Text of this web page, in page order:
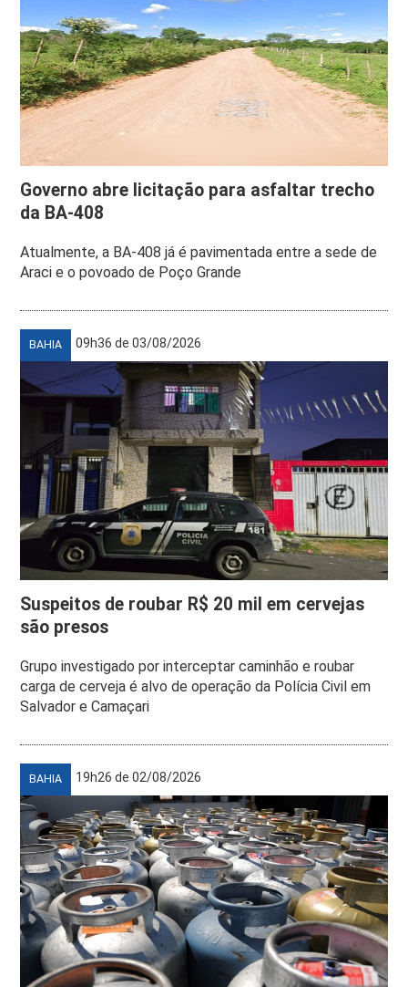
Governo abre licitação para asfaltar trecho
da BA-408
Atualmente, a BA-408 já é pavimentada entre a sede de
Araci e o povoado de Poço Grande
BAHIA 09h36 de 03/08/2026
Suspeitos de roubar R$ 20 mil em cervejas
são presos
Grupo investigado por interceptar caminhão e roubar
carga de cerveja é alvo de operação da Polícia Civil em
Salvador e Camaçari
BAHIA 19h26 de 02/08/2026